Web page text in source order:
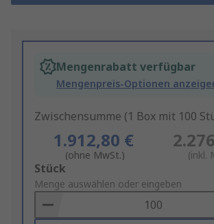
Mengenrabatt verfügbar
Mengenpreis-Optionen
Zwischensumme (1 Box mit 100
1.912,80 €
(ohne MwSt.) (inkl.
Add
to
Basket
Stück
Menge auswählen oder eingeben